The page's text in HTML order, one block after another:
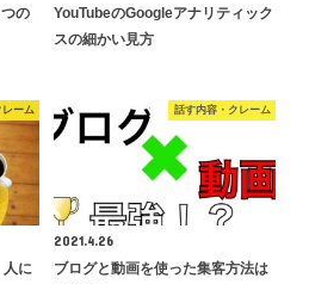
の
YouTubeのGoogleアナリティック
スの細かい見方
ーム
人に
話す内容・クレーム
2021.4.26
ブログと動画を使った集客方法は